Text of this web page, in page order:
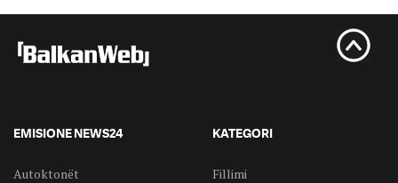
EMISIONE NEWS24
Autoktonët
KATEGORI
Fillimi